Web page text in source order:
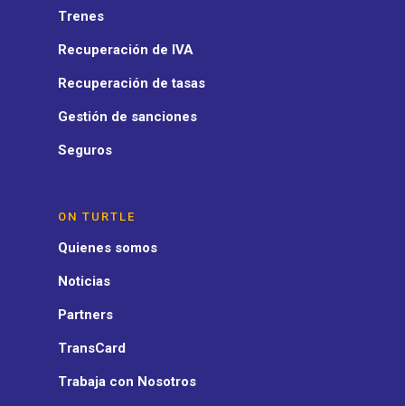
Trenes
Recuperación de IVA
Recuperación de tasas
Gestión de sanciones
Seguros
ON TURTLE
Quienes somos
Noticias
Partners
TransCard
Trabaja con Nosotros